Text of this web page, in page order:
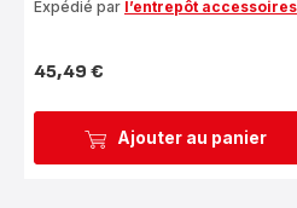
Ajouter au panier
Expédié par l’entrepôt accessoires
Prix
45,49 €